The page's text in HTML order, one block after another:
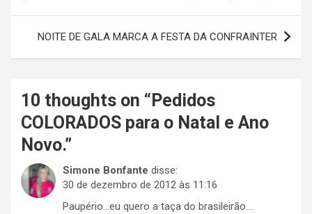
de
PostNOITE DE GALA MARCA A FESTA DA CONFRAINTER
10 thoughts on “ Pedidos
COLORADOS para o Natal e Ano
Novo.”
Simone Bonfante disse:
30 de dezembro de 2012 às 11:16
Paupério…eu quero a taça do brasileirão….